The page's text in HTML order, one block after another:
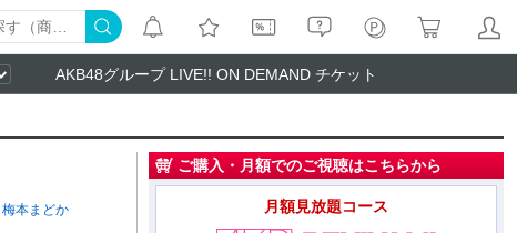
AKB48グループ LIVE!! ON DEMAND チケット
梅本まどか
ご購入・月額でのご視聴はこちらから
月額見放題コース